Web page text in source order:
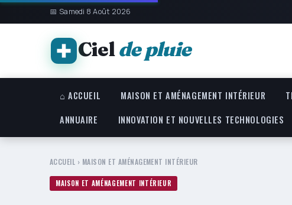
📅 Samedi 8 Août 2026
Cielde pluie
⌂ ACCUEIL MAISON ET AMÉNAGEMENT INTÉRIEUR
ANNUAIRE
INNOVATION ET NOUVELLES TECHNOLOGIES
ACCUEIL › MAISON ET AMÉNAGEMENT INTÉRIEUR
MAISON ET AMÉNAGEMENT INTÉRIEUR